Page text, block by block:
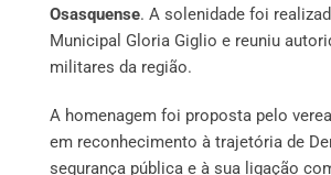
Osasquense. A solenidade foi
Municipal Gloria Giglio e reuniu
militares da região.
A homenagem foi proposta pelo
em reconhecimento à trajetória de
segurança pública e à sua ligação